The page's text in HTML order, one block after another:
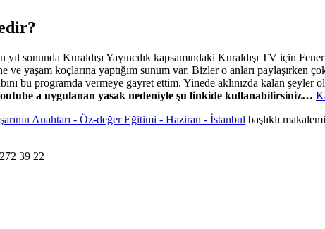
sonunda Kuraldışı Yayıncılık kapsamındaki Kuraldışı TV için
yaşam koçlarına yaptığım sunum var. Bizler o anları paylaşırken
bu programda vermeye gayret ettim. Yinede aklınızda kalan
a uygulanan yasak nedeniyle şu linkide kullanabilirsiniz…
Anahtarı - Öz-değer Eğitimi - Haziran - İstanbul başlıklı
39 22